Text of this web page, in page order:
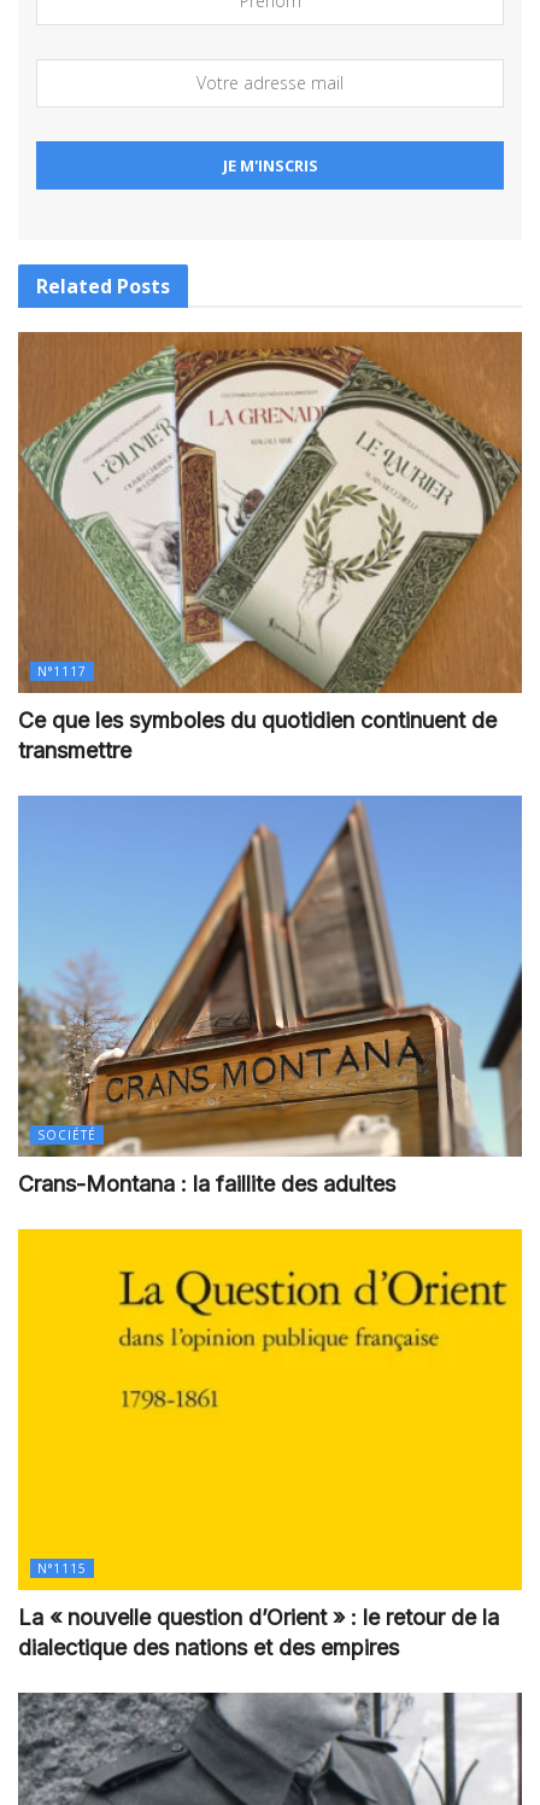
Related Posts
N°1117
Ce que les symboles du quotidien continuent de
transmettre
SOCIÉTÉ
Crans-Montana : la faillite des adultes
N°1115
La « nouvelle question d’Orient » : le retour de la
dialectique des nations et des empires